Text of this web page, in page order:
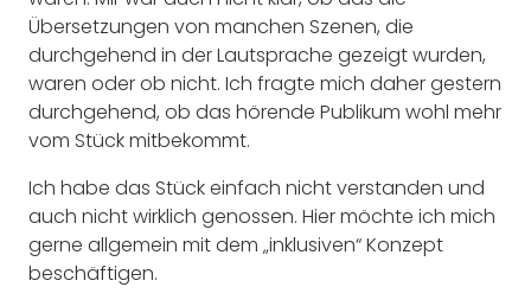
Übersetzungen von manchen Szenen, die
durchgehend in der Lautsprache gezeigt wurden,
waren oder ob nicht. Ich fragte mich daher gestern
durchgehend, ob das hörende Publikum wohl mehr
vom Stück mitbekommt.
Ich habe das Stück einfach nicht verstanden und
auch nicht wirklich genossen. Hier möchte ich mich
gerne allgemein mit dem „inklusiven“ Konzept
beschäftigen.